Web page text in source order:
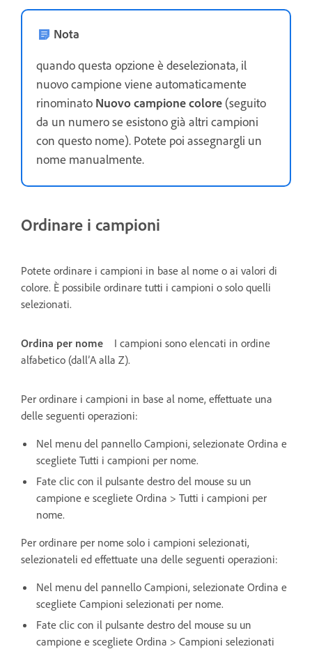
Nota
quando questa opzione è deselezionata, il
nuovo campione viene automaticamente
rinominato Nuovo campione colore (seguito
da un numero se esistono già altri campioni
con questo nome). Potete poi assegnargli un
nome manualmente.
Ordinare i campioni
Potete ordinare i campioni in base al nome o ai valori di
colore. È possibile ordinare tutti i campioni o solo quelli
selezionati.
Ordina per nome
I campioni sono elencati in ordine
alfabetico (dall’A alla Z).
Per ordinare i campioni in base al nome, effettuate una
delle seguenti operazioni:
Nel menu del pannello Campioni, selezionate Ordina e
scegliete Tutti i campioni per nome.
Fate clic con il pulsante destro del mouse su un
campione e scegliete Ordina > Tutti i campioni per
nome.
Per ordinare per nome solo i campioni selezionati,
selezionateli ed effettuate una delle seguenti operazioni:
Nel menu del pannello Campioni, selezionate Ordina e
scegliete Campioni selezionati per nome.
Fate clic con il pulsante destro del mouse su un
campione e scegliete Ordina > Campioni selezionati